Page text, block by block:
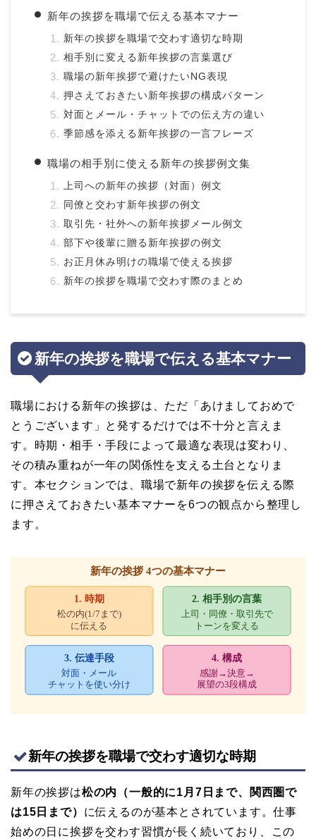
新年の挨拶を職場で伝える基本マナー
新年の挨拶を職場で交わす適切な時期
相手別に変える新年挨拶の言葉選び
職場の新年挨拶で避けたいNG表現
押さえておきたい新年挨拶の構成パターン
対面とメール・チャットでの伝え方の違い
季節感を添える新年挨拶の一言フレーズ
職場の相手別に使える新年の挨拶例文集
上司への新年の挨拶（対面）例文
同僚と交わす新年挨拶の例文
取引先・社外への新年挨拶メール例文
部下や後輩に贈る新年挨拶の例文
お正月休み明けの職場で使える挨拶
新年の挨拶を職場で交わす際のまとめ
新年の挨拶を職場で伝える基本マナー
職場における新年の挨拶は、ただ「あけましておめで
とうございます」と発するだけでは不十分と言えま
す。時期・相手・手段によって最適な表現は変わり、
その積み重ねが一年の関係性を支える土台となりま
す。本セクションでは、職場で新年の挨拶を伝える際
に押さえておきたい基本マナーを6つの観点から整理し
ます。
新年の挨拶を職場で交わす適切な時期
新年の挨拶は松の内（一般的に1月7日まで、関西圏で
は15日まで） に伝えるのが基本とされています。仕事
始めの日に挨拶を交わす習慣が長く続いており、この